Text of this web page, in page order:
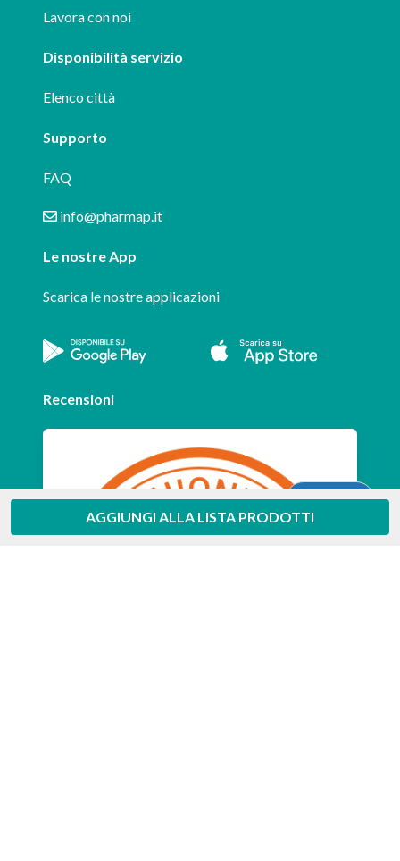
AGGIUNGI ALLA LISTA PRODOTTI
Lavora con noi
Disponibilità servizio
Elenco città
Supporto
FAQ
info@pharmap.it
Le nostre App
Scarica le nostre applicazioni
Recensioni
Aiuto